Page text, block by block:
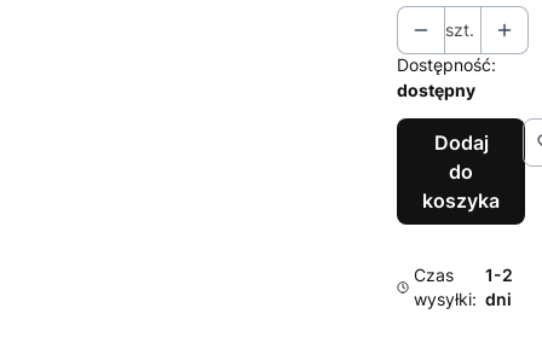
szt.
Dostępność:
dostępny
Dodaj
do
koszyka
Czas
wysyłki:
1-2
dni